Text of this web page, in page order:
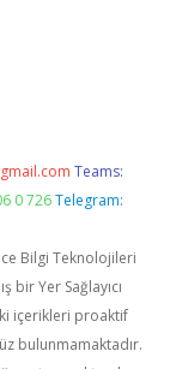
Teams:
0 726 Telegram:
Bilgi Teknolojileri
bir Yer Sağlayıcı
içerikleri proaktif
bulunmamaktadır.